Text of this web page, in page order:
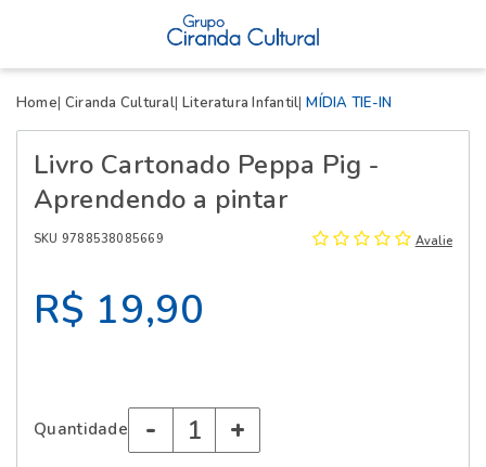
Home Ciranda Cultural Literatura Infantil MÍDIA TIE-IN
Livro Cartonado Peppa Pig -
Aprendendo a pintar
SKU 9788538085669 Avalie
R$ 19,90
Quantidade - +